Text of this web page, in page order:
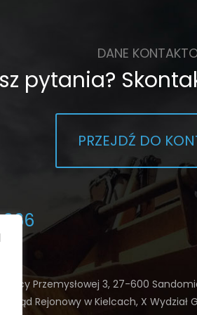
DANE
pytania?
PRZEJDŹ DO
ulicy Przemysłowej 3, 27-600
Sąd Rejonowy w Kielcach, X